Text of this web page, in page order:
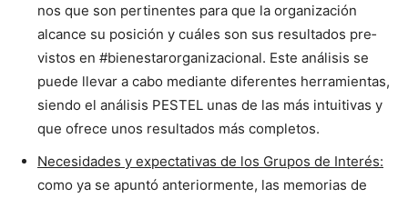
nos que son per­ti­nentes para que la orga­ni­zación
alcance su posi­ción y cuáles son sus resul­ta­dos pre­
vis­tos en #bien­es­taror­ga­ni­za­cional. Este análi­sis se
puede lle­var a cabo medi­ante difer­entes her­ramien­tas,
sien­do el análi­sis PESTEL unas de las más intu­iti­vas y
que ofrece unos resul­ta­dos más com­ple­tos.
Necesi­dades y expec­ta­ti­vas de los Gru­pos de Interés:
como ya se apun­tó ante­ri­or­mente, las memo­rias de